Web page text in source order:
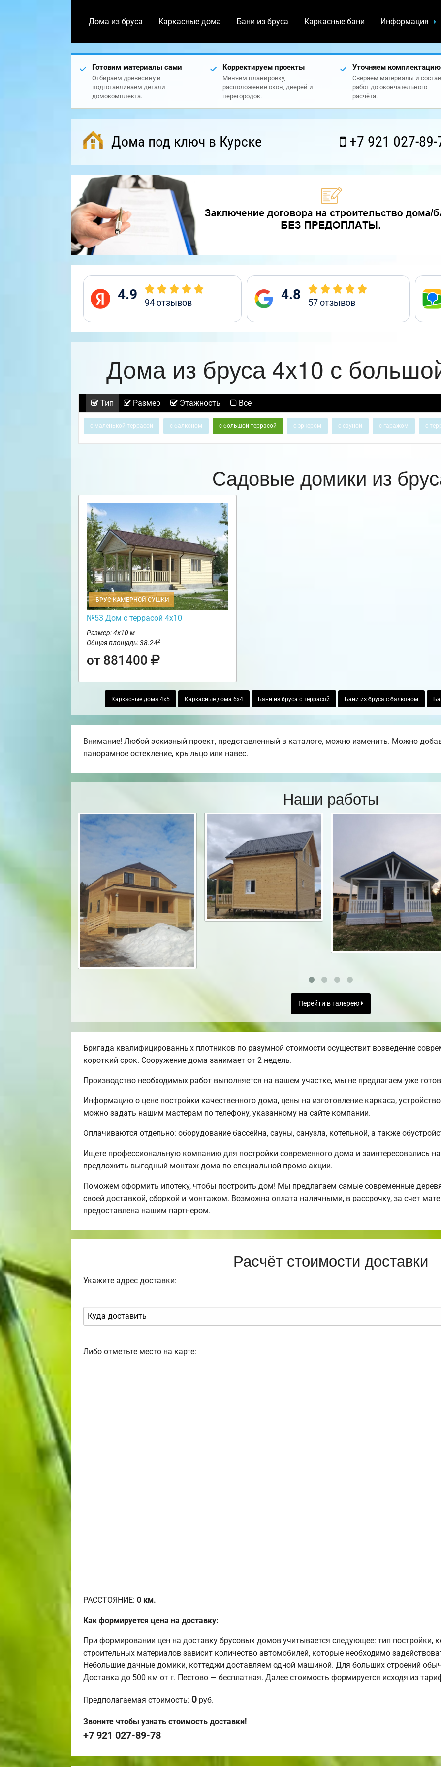
Дома из бруса Каркасные дома Бани из бруса Каркасные бани Информация
Готовим материалы сами
Отбираем древесину и
подготавливаем детали
домокомплекта.
Корректируем проекты
Меняем планировку,
расположение окон, дверей и
перегородок.
Уточняем комплектацию
Сверяем материалы и состав
работ до окончательного
расчёта.
Дома под ключ в Курске +7 921 027-89-
4.9 94отзывов 4.8 57отзывов
Дома из бруса 4х10 с
Тип Размер Этажность Все
с маленькой террасой с балконом с большой террасой с эркером с сауной с гаражом с
Садовые домики из
БРУС КАМЕРНОЙ СУШКИ
№53 Дом с террасой 4х10
Размер: 4х10 м
Общая площадь: 38.242
от 881400
Каркасные дома 4х5 Каркасные дома 6х4 Бани из бруса с террасой Бани из бруса с балконом
Внимание! Любой эскизный проект, представленный в каталоге, можно изменить. Можно
панорамное остекление, крыльцо или навес.
Наши работы
Перейти в галерею
Бригада квалифицированных плотников по разумной стоимости осуществит возведение
короткий срок. Сооружение дома занимает от 2 недель.
Производство необходимых работ выполняется на вашем участке, мы не предлагаем уже
Информацию о цене постройки качественного дома, цены на изготовление каркаса,
можно задать нашим мастерам по телефону, указанному на сайте компании.
Оплачиваются отдельно: оборудование бассейна, сауны, санузла, котельной, а также
Ищете профессиональную компанию для постройки современного дома и заинтересовались
предложить выгодный монтаж дома по специальной промо-акции.
Поможем оформить ипотеку, чтобы построить дом! Мы предлагаем самые современные
своей доставкой, сборкой и монтажом. Возможна оплата наличными, в рассрочку, за счет
предоставлена нашим партнером.
Расчёт стоимости доставки
Укажите адрес доставки:
Либо отметьте место на карте:
РАССТОЯНИЕ: 0 км.
Как формируется цена на доставку:
При формировании цен на доставку брусовых домов учитывается следующее: тип постройки,
строительных материалов зависит количество автомобилей, которые необходимо
Небольшие дачные домики, коттеджи доставляем одной машиной. Для больших строений
Доставка до 500 км от г. Пестово — бесплатная. Далее стоимость формируется исходя из
Предполагаемая стоимость: 0 руб.
Звоните чтобы узнать стоимость доставки!
+7 921 027-89-78